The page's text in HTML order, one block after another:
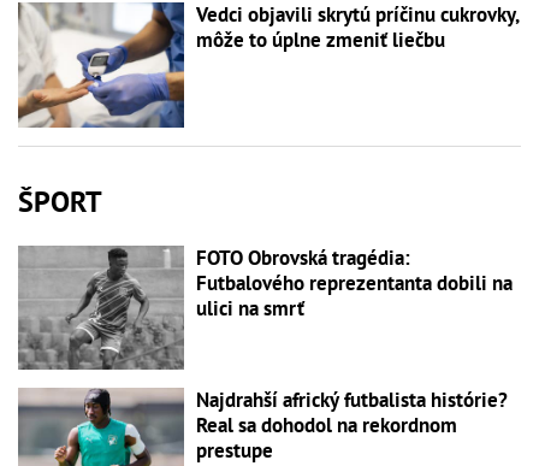
Vedci objavili skrytú príčinu cukrovky,
môže to úplne zmeniť liečbu
ŠPORT
FOTO Obrovská tragédia:
Futbalového reprezentanta dobili na
ulici na smrť
Najdrahší africký futbalista histórie?
Real sa dohodol na rekordnom
prestupe